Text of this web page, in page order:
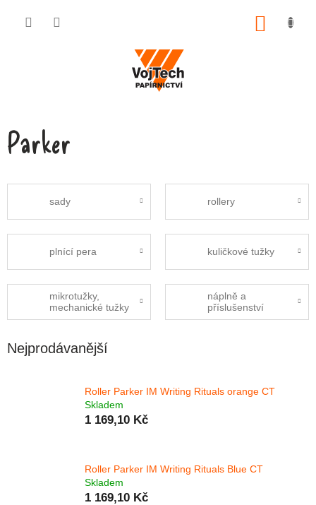
Parker
sady rollery
plnící pera kuličkové tužky
mikrotužky,
mechanické tužky
náplně a
příslušenství
Nejprodávanější
Roller Parker IM Writing Rituals orange CT
Skladem
1 169,10 Kč
Roller Parker IM Writing Rituals Blue CT
Skladem
1 169,10 Kč